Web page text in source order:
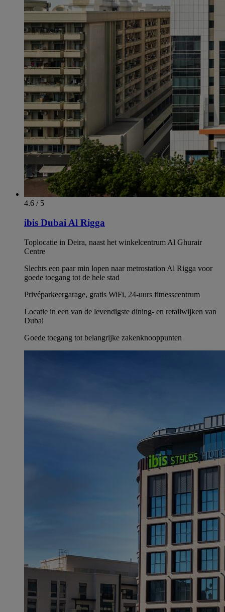
4.6 / 5
ibis Dubai Al Rigga
Toplocatie in Deira, naast het winkelcentrum Al Ghurair
Centre
Slechts een paar min lopen naar metrostation Al Rigga voor
goede toegang tot de hele stad
Privéparkeergarage, gratis WiFi, 24-uurs fitnesscentrum
Locatie in een van de levendigste dining- en retailwijken van
Dubai
Goede toegang tot belangrijke zakenknooppunten